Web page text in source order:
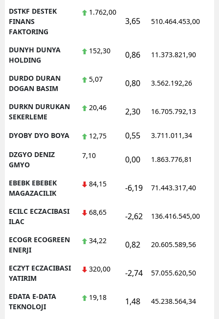
DSTKF DESTEK
FINANS
FAKTORING
1.762,00
3,65 510.464.453,00
DUNYH DUNYA
HOLDING
152,30 0,86 11.373.821,90
DURDO DURAN
DOGAN BASIM
5,07 0,80 3.562.192,26
DURKN DURUKAN
SEKERLEME
20,46 2,30 16.705.792,13
DYOBY DYO BOYA 12,75 0,55 3.711.011,34
DZGYO DENIZ
GMYO
7,10 0,00 1.863.776,81
EBEBK EBEBEK
MAGAZACILIK
84,15 -6,19 71.443.317,40
ECILC ECZACIBASI
ILAC
68,65 -2,62 136.416.545,00
ECOGR ECOGREEN
ENERJI
34,22 0,82 20.605.589,56
ECZYT ECZACIBASI
YATIRIM
320,00 -2,74 57.055.620,50
EDATA E-DATA
TEKNOLOJI
19,18 1,48 45.238.564,34